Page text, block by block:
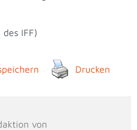
IFF)
Drucken
von